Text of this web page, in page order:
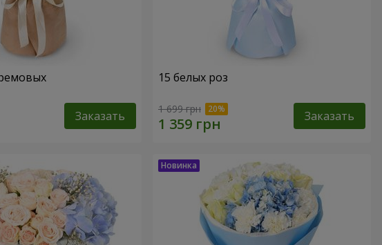
Заказать
15 белых роз
1 699 грн Заказать